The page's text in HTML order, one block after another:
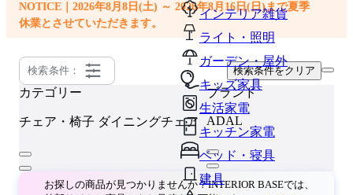
インテリア雑貨
ライト・照明
ガーデン・屋外
キッズ家具
生活家電
キッチン家電
ベッド・寝具
建具
NOTICE｜2026年8月8日(土) ～ 2026年8月16日(日)まで夏季
休業とさせていただきます。
検索条件： 検索条件をクリア
カテゴリー
チェア・椅子 ダイニングチェア
ブランド
ADAL
お探しの商品が見つかりませんか？INTERIOR BASEでは、